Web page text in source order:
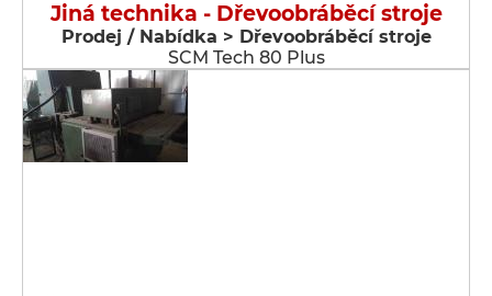
Jiná technika - Dřevoobráběcí stroje
Prodej / Nabídka > Dřevoobráběcí stroje
SCM Tech 80 Plus